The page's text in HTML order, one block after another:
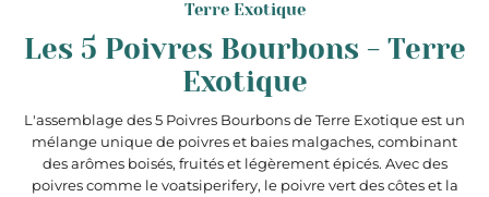
Terre Exotique
Les 5 Poivres Bourbons - Terre
Exotique
L'assemblage des 5 Poivres Bourbons de Terre Exotique est un
mélange unique de poivres et baies malgaches, combinant
des arômes boisés, fruités et légèrement épicés. Avec des
poivres comme le voatsiperifery, le poivre vert des côtes et la